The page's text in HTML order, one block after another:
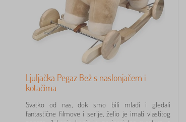
Ljuljačka Pegaz Bež s naslonjačem i
kotačima
Svatko od nas, dok smo bili mladi i gledali
fantastične filmove i serije, želio je imati vlastitog